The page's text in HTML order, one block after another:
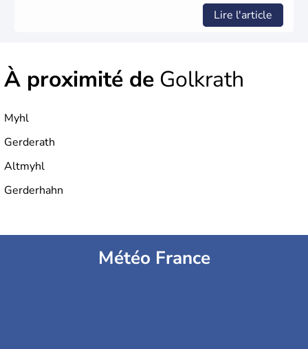
Lire l'article
À proximité de Golkrath
Myhl
Gerderath
Altmyhl
Gerderhahn
Météo France